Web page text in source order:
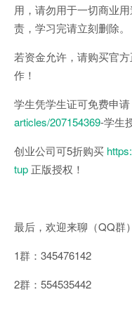
用，请勿用于一切商业
责，学习完请立刻删除。
若资金允许，请购买官
作！
学生凭学生证可免费申请
articles/207154369-学生
创业公司可5折购买
tup 正版授权！
最后，欢迎来聊（QQ群
1群：345476142
2群：554535442